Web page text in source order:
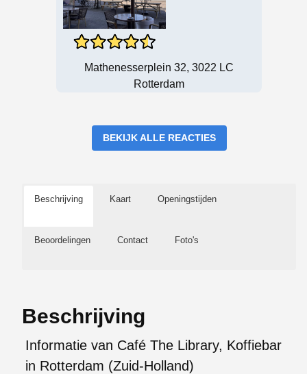
Mathenesserplein 32, 3022 LC
Rotterdam
BEKIJK ALLE REACTIES
Beschrijving Kaart Openingstijden
Beoordelingen Contact Foto's
Beschrijving
Informatie van Café The Library, Koffiebar
in Rotterdam (Zuid-Holland)